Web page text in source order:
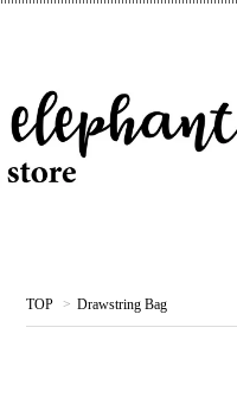
TOP > Drawstring Bag